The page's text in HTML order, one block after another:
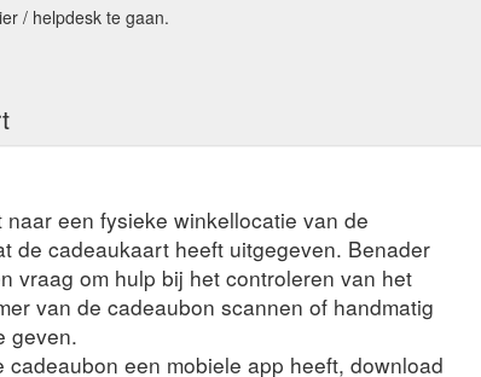
/ helpdesk te gaan.
een fysieke winkellocatie van de
de cadeaukaart heeft uitgegeven. Benader
vraag om hulp bij het controleren van het
van de cadeaubon scannen of handmatig
geven.
een mobiele app heeft, download